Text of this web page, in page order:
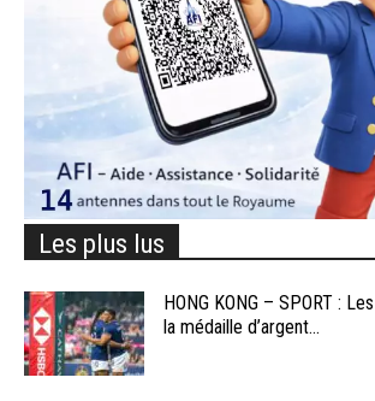
Les plus lus
HONG KONG – SPORT :
la médaille d’argent...